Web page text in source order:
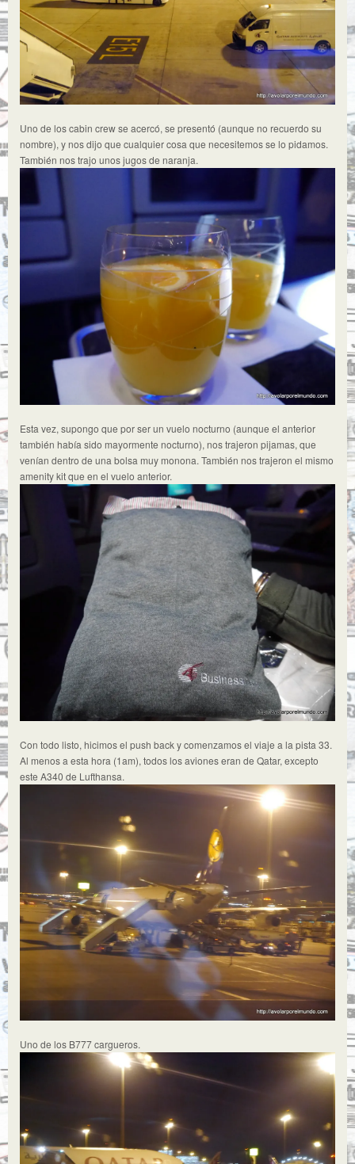
Uno de los cabin crew se acercó, se presentó (aunque no recuerdo su
nombre), y nos dijo que cualquier cosa que necesitemos se lo pidamos.
También nos trajo unos jugos de naranja.
Esta vez, supongo que por ser un vuelo nocturno (aunque el anterior
también había sido mayormente nocturno), nos trajeron pijamas, que
venían dentro de una bolsa muy monona. También nos trajeron el mismo
amenity kit que en el vuelo anterior.
Con todo listo, hicimos el push back y comenzamos el viaje a la pista 33.
Al menos a esta hora (1am), todos los aviones eran de Qatar, excepto
este A340 de Lufthansa.
Uno de los B777 cargueros.